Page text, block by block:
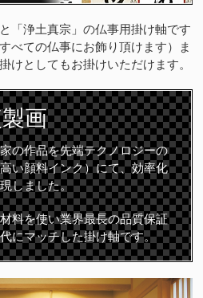
「浄土真宗」の仏事用掛け軸です
べての仏事にお飾り頂けます）ま
けとしてもお掛けいただけます。
画
の作品を先端テクノロジーの
い顔料インク）にて、効率化
しました。
料を使い業界最長の品質保証
にマッチした掛け軸です。